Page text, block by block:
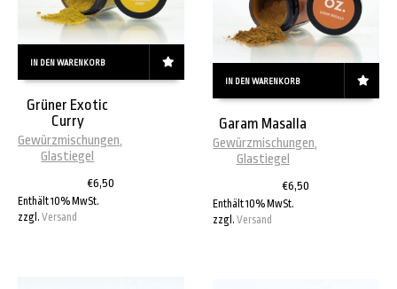
IN DEN WARENKORB
Grüner Exotic
Curry
Gewürzmischungen,
Glastiegel
€6,50
Enthält 10% MwSt.
zzgl. Versand
IN DEN WARENKORB
Garam Masalla
Gewürzmischungen,
Glastiegel
€6,50
Enthält 10% MwSt.
zzgl.Versand